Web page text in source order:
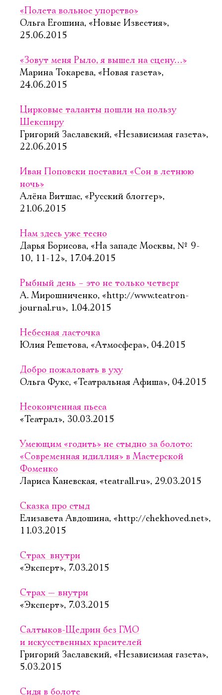
«Полета вольное упорство»
Ольга Егошина, «Новые Известия»,
25.06.2015
«Зовут меня Рыло, я вышел на сцену…»
Марина Токарева, «Новая газета»,
24.06.2015
Цирковые таланты пошли на пользу
Шекспиру
Григорий Заславский, «Независимая газета»,
22.06.2015
Иван Поповски поставил «Сон в летнюю
ночь»
Алёна Витшас, «Русский блоггер»,
21.06.2015
Нам здесь уже тесно
Дарья Борисова, «На западе Москвы, № 9-
10, 11-12», 17.04.2015
Рыбный день – это не только четверг
А. Мирошниченко, «http://www.teatron-
journal.ru», 1.04.2015
Небесная ласточка
Юлия Решетова, «Атмосфера», 04.2015
Добро пожаловать в уху
Ольга Фукс, «Театральная Афиша», 04.2015
Неоконченная пьеса
«Театрал», 30.03.2015
Умеющим «годить» не стыдно за болото:
«Современная идиллия» в Мастерской
Фоменко
Лариса Каневская, «teatrall.ru», 29.03.2015
Сказка про стыд
Елизавета Авдошина, «http://chekhoved.net»,
11.03.2015
Страх  внутри
«Эксперт», 7.03.2015
Страх — внутри
«Эксперт», 7.03.2015
Салтыков-Щедрин без ГМО
и искусственных красителей
Григорий Заславский, «Независимая газета»,
5.03.2015
Сидя в болоте